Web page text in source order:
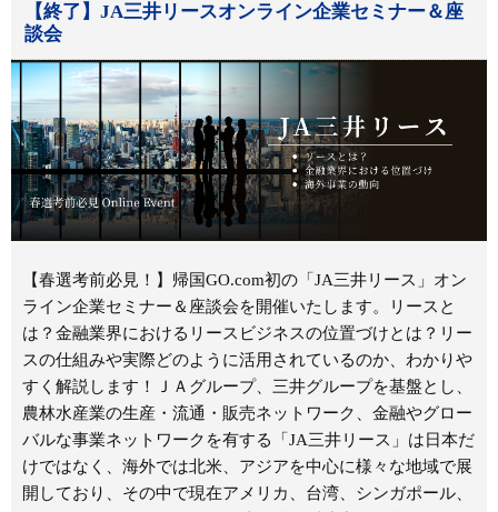
【終了】JA三井リースオンライン企業セミナー＆座
談会
【春選考前必見！】帰国GO.com初の「JA三井リース」オン
ライン企業セミナー＆座談会を開催いたします。リースと
は？金融業界におけるリースビジネスの位置づけとは？リー
スの仕組みや実際どのように活用されているのか、わかりや
すく解説します！ＪＡグループ、三井グループを基盤とし、
農林水産業の生産・流通・販売ネットワーク、金融やグロー
バルな事業ネットワークを有する「JA三井リース」は日本だ
けではなく、海外では北米、アジアを中心に様々な地域で展
開しており、その中で現在アメリカ、台湾、シンガポール、